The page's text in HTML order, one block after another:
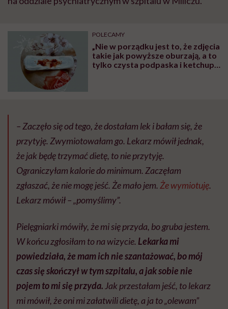
POLECAMY
„Nie w porządku jest to, że zdjęcia
takie jak powyższe oburzają, a to
tylko czysta podpaska i ketchup”-
– Zaczęło się od tego, że dostałam lek i bałam się, że
przytyję. Zwymiotowałam go. Lekarz mówił jednak,
że jak będę trzymać dietę, to nie przytyję.
Ograniczyłam kalorie do minimum. Zaczęłam
zgłaszać, że nie mogę jeść. Że mało jem. Że wymiotuję.
Lekarz mówił – „pomyślimy”.
Pielęgniarki mówiły, że mi się przyda, bo gruba jestem.
W końcu zgłosiłam to na wizycie. Lekarka mi
powiedziała, że mam ich nie szantażować, bo mój
czas się skończył w tym szpitalu, a jak sobie nie
pojem to mi się przyda. Jak przestałam jeść, to lekarz
mi mówił, że oni mi załatwili dietę, a ja to „olewam”